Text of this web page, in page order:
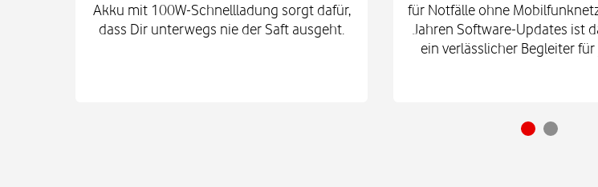
Akku mit 100W-Schnellladung sorgt dafür,
dass Dir unterwegs nie der Saft ausgeht.
für Notfälle ohne
Jahren Software-Updates ist
ein verlässlicher Begleiter für